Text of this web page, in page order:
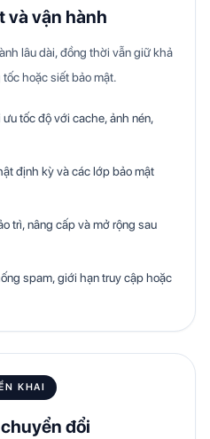
và vận hành
lâu dài, đồng thời vẫn giữ khả
hoặc siết bảo mật.
tốc độ với cache, ảnh nén,
định kỳ và các lớp bảo mật
trì, nâng cấp và mở rộng sau
spam, giới hạn truy cập hoặc
KHAI
đổi